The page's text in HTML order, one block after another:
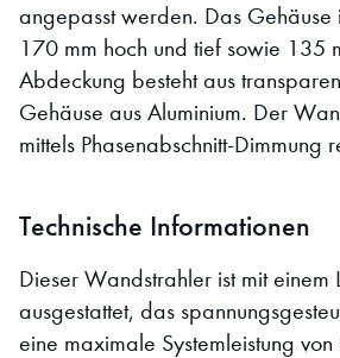
angepasst werden. Das Gehäuse
170 mm hoch und tief sowie 135
Abdeckung besteht aus
Gehäuse aus Aluminium. Der
mittels Phasenabschnitt-Dimmung
Technische Informationen
Dieser Wandstrahler ist mit einem
ausgestattet, das
eine maximale Systemleistung